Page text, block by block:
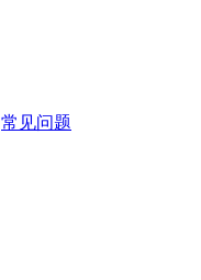
常见问题